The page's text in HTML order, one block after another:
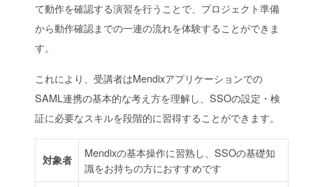
て動作を確認する演習を行うことで、プロジェクト準備
から動作確認までの一連の流れを体験することができま
す。
これにより、受講者はMendixアプリケーションでの
SAML連携の基本的な考え方を理解し、SSOの設定・検
証に必要なスキルを段階的に習得することができます。
対象者
Mendixの基本操作に習熟し、SSOの基礎知
識をお持ちの方におすすめです